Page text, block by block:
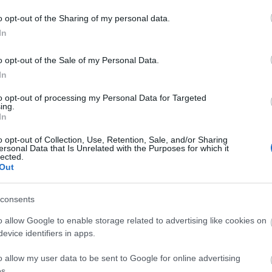
opt-out of the Sharing of my personal data.
opt-out of the Sale of my Personal Data.
opt-out of processing my Personal Data for Targeted
opt-out of Collection, Use, Retention, Sale, and/or Sharing
Data that Is Unrelated with the Purposes for which it
allow Google to enable storage related to advertising like cookies on
identifiers in apps.
allow my user data to be sent to Google for online advertising
اسے چلائیں:
اسے چلائیں: